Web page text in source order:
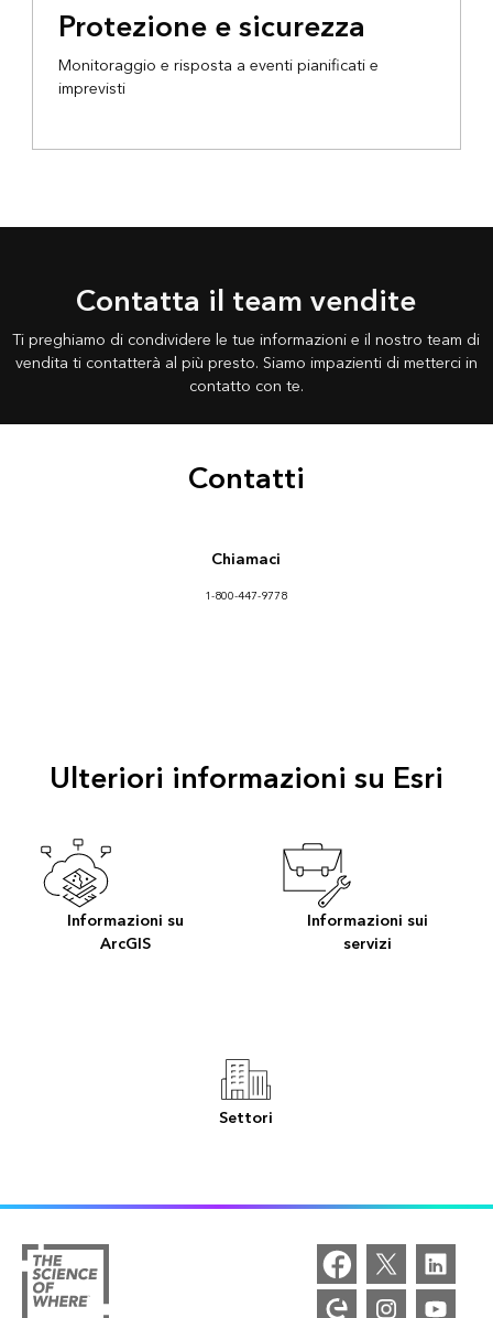
Protezione e sicurezza
Monitoraggio e risposta a eventi pianificati e
imprevisti
Contatta il team vendite
Ti preghiamo di condividere le tue informazioni e il nostro team di
vendita ti contatterà al più presto. Siamo impazienti di metterci in
contatto con te.
Contatti
Chiamaci
1-800-447-9778
Ulteriori informazioni su Esri
Informazioni su
ArcGIS
Informazioni sui
servizi
Settori